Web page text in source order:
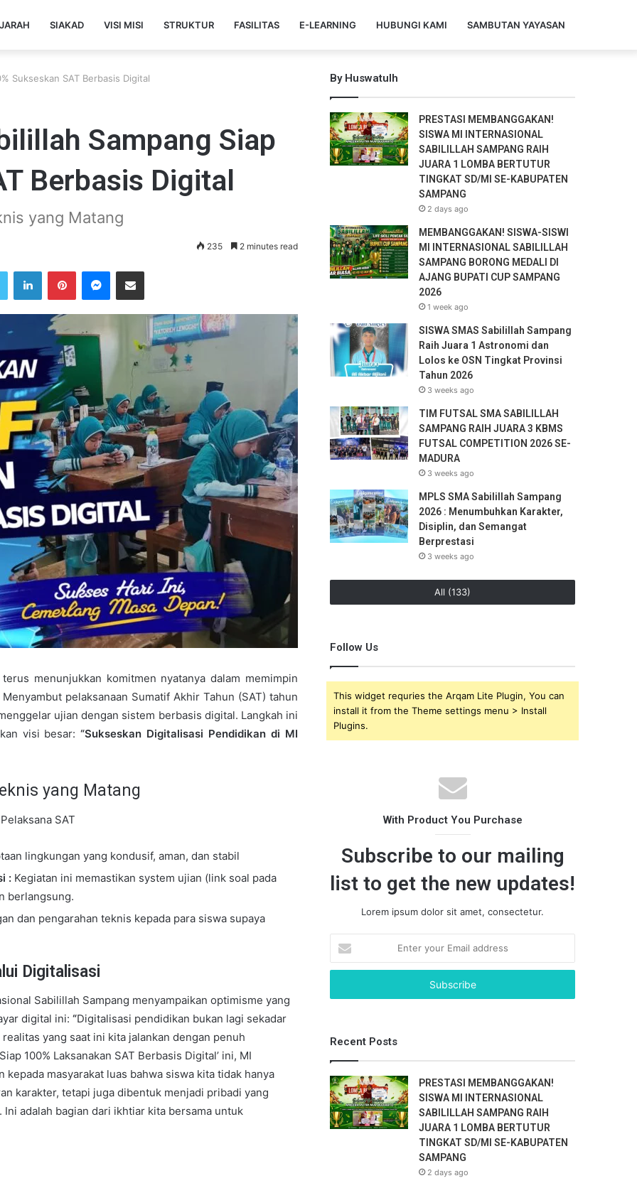
SIAKAD VISI MISI STRUKTUR FASILITAS E-LEARNING HUBUNGI KAMI SAMBUTAN YAYASAN
Sukseskan SAT Berbasis Digital
Sampang Siap
Berbasis Digital
yang Matang
235 2 minutes read
menunjukkan komitmen nyatanya dalam memimpin
pelaksanaan Sumatif Akhir Tahun (SAT) tahun
ujian dengan sistem berbasis digital. Langkah ini
visi besar:“Sukseskan Digitalisasi Pendidikan di MI
yang Matang
SAT
lingkungan yang kondusif, aman, dan stabil
: Kegiatan ini memastikan system ujian (link soal pada
berlangsung.
dan pengarahan teknis kepada para siswa supaya
Digitalisasi
Sabilillah Sampang menyampaikan optimisme yang
digital ini: “Digitalisasi pendidikan bukan lagi sekadar
yang saat ini kita jalankan dengan penuh
100% Laksanakan SAT Berbasis Digital’ ini, MI
masyarakat luas bahwa siswa kita tidak hanya
karakter, tetapi juga dibentuk menjadi pribadi yang
adalah bagian dari ikhtiar kita bersama untuk
By Huswatulh
PRESTASI MEMBANGGAKAN!
SISWA MI INTERNASIONAL
SABILILLAH SAMPANG RAIH
JUARA 1 LOMBA BERTUTUR
TINGKAT SD/MI SE-KABUPATEN
SAMPANG
2 days ago
MEMBANGGAKAN! SISWA-SISWI
MI INTERNASIONAL SABILILLAH
SAMPANG BORONG MEDALI DI
AJANG BUPATI CUP SAMPANG
2026
1 week ago
SISWA SMAS Sabilillah Sampang
Raih Juara 1 Astronomi dan
Lolos ke OSN Tingkat Provinsi
Tahun 2026
3 weeks ago
TIM FUTSAL SMA SABILILLAH
SAMPANG RAIH JUARA 3 KBMS
FUTSAL COMPETITION 2026 SE-
MADURA
3 weeks ago
MPLS SMA Sabilillah Sampang
2026 : Menumbuhkan Karakter,
Disiplin, dan Semangat
Berprestasi
3 weeks ago
All (133)
Follow Us
This widget requries the Arqam Lite Plugin, You can
install it from the Theme settings menu > Install
Plugins.
With Product You Purchase
Subscribe to our mailing
list to get the new updates!
Lorem ipsum dolor sit amet, consectetur.
t
r
u
r
E
m
a
i
Recent Posts
PRESTASI MEMBANGGAKAN!
SISWA MI INTERNASIONAL
SABILILLAH SAMPANG RAIH
JUARA 1 LOMBA BERTUTUR
TINGKAT SD/MI SE-KABUPATEN
SAMPANG
2 days ago